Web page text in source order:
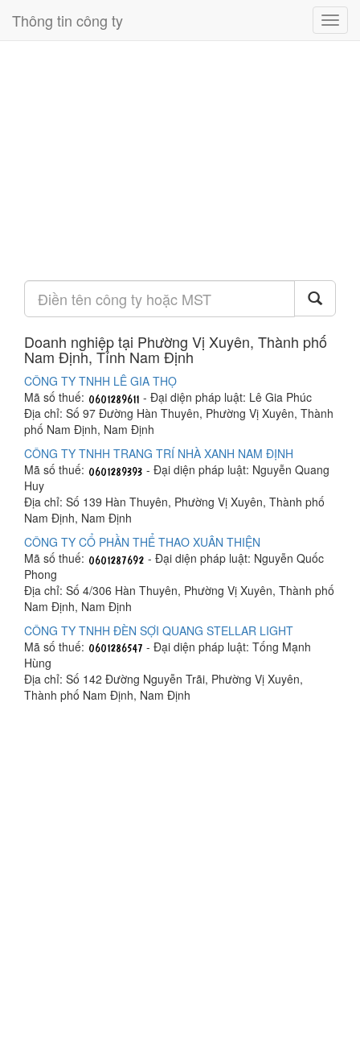
Thông tin công ty
Doanh nghiệp tại Phường Vị Xuyên, Thành phố
Nam Định, Tỉnh Nam Định
CÔNG TY TNHH LÊ GIA THỌ
Mã số thuế:
- Đại diện pháp luật: Lê Gia Phúc
Địa chỉ: Số 97 Đường Hàn Thuyên, Phường Vị Xuyên, Thành
phố Nam Định, Nam Định
CÔNG TY TNHH TRANG TRÍ NHÀ XANH NAM ĐỊNH
Mã số thuế:
- Đại diện pháp luật: Nguyễn Quang
Huy
Địa chỉ: Số 139 Hàn Thuyên, Phường Vị Xuyên, Thành phố
Nam Định, Nam Định
CÔNG TY CỔ PHẦN THỂ THAO XUÂN THIỆN
Mã số thuế:
- Đại diện pháp luật: Nguyễn Quốc
Phong
Địa chỉ: Số 4/306 Hàn Thuyên, Phường Vị Xuyên, Thành phố
Nam Định, Nam Định
CÔNG TY TNHH ĐÈN SỢI QUANG STELLAR LIGHT
Mã số thuế:
- Đại diện pháp luật: Tống Mạnh
Hùng
Địa chỉ: Số 142 Đường Nguyễn Trãi, Phường Vị Xuyên,
Thành phố Nam Định, Nam Định